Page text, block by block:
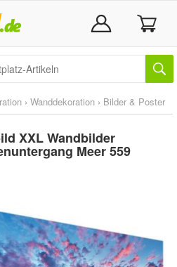
› Wanddekoration › Bilder & Poster
XXL Wandbilder
Meer 559